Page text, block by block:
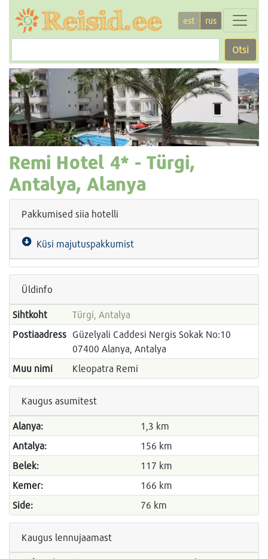
est rus
Otsi
Remi Hotel 4* - Türgi,
Antalya, Alanya
Pakkumised siia hotelli
Küsi majutuspakkumist
Üldinfo
Sihtkoht
Türgi, Antalya
Postiaadress Güzelyali Caddesi Nergis Sokak No:10
07400 Alanya, Antalya
Muu nimi
Kleopatra Remi
Kaugus asumitest
Alanya:
1,3 km
Antalya:
156 km
Belek:
117 km
Kemer:
166 km
Side:
76 km
Kaugus lennujaamast